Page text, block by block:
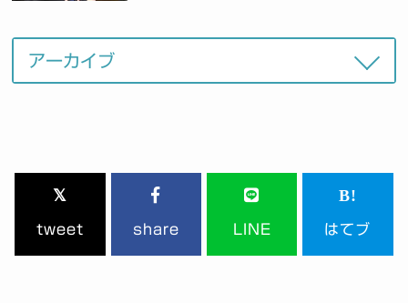
tweet share LINE はてブ